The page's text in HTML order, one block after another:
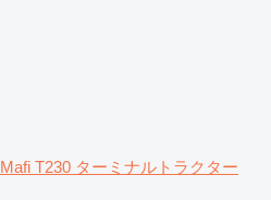
Mafi T230 ターミナルトラクター